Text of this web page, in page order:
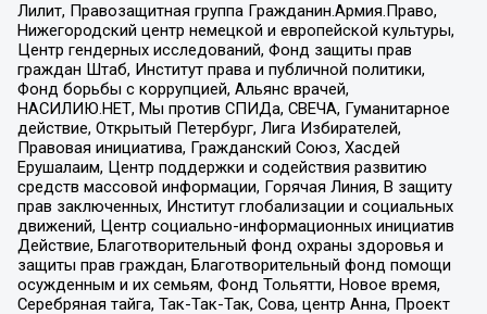
Лилит, Правозащитная группа Гражданин.Армия.Право,
Нижегородский центр немецкой и европейской культуры,
Центр гендерных исследований, Фонд защиты прав
граждан Штаб, Институт права и публичной политики,
Фонд борьбы с коррупцией, Альянс врачей,
НАСИЛИЮ.НЕТ, Мы против СПИДа, СВЕЧА, Гуманитарное
действие, Открытый Петербург, Лига Избирателей,
Правовая инициатива, Гражданский Союз, Хасдей
Ерушалаим, Центр поддержки и содействия развитию
средств массовой информации, Горячая Линия, В защиту
прав заключенных, Институт глобализации и социальных
движений, Центр социально-информационных инициатив
Действие, Благотворительный фонд охраны здоровья и
защиты прав граждан, Благотворительный фонд помощи
осужденным и их семьям, Фонд Тольятти, Новое время,
Серебряная тайга, Так-Так-Так, Сова, центр Анна, Проект